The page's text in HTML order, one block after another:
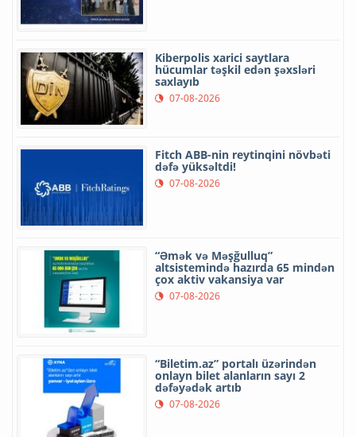
Kiberpolis xarici saytlara
hücumlar təşkil edən şəxsləri
saxlayıb
07-08-2026
Fitch ABB-nin reytinqini növbəti
dəfə yüksəltdi!
07-08-2026
“Əmək və Məşğulluq”
altsistemində hazırda 65 mindən
çox aktiv vakansiya var
07-08-2026
“Biletim.az” portalı üzərindən
onlayn bilet alanların sayı 2
dəfəyədək artıb
07-08-2026